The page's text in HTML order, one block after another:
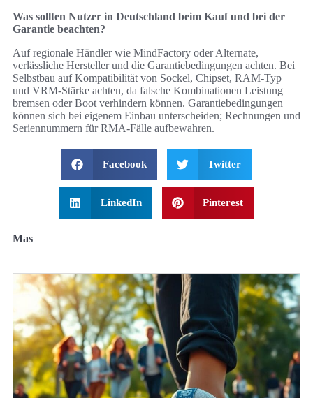
Was sollten Nutzer in Deutschland beim Kauf und bei der
Garantie beachten?
Auf regionale Händler wie MindFactory oder Alternate,
verlässliche Hersteller und die Garantiebedingungen achten. Bei
Selbstbau auf Kompatibilität von Sockel, Chipset, RAM-Typ
und VRM-Stärke achten, da falsche Kombinationen Leistung
bremsen oder Boot verhindern können. Garantiebedingungen
können sich bei eigenem Einbau unterscheiden; Rechnungen und
Seriennummern für RMA-Fälle aufbewahren.
Facebook Twitter
LinkedIn Pinterest
Mas